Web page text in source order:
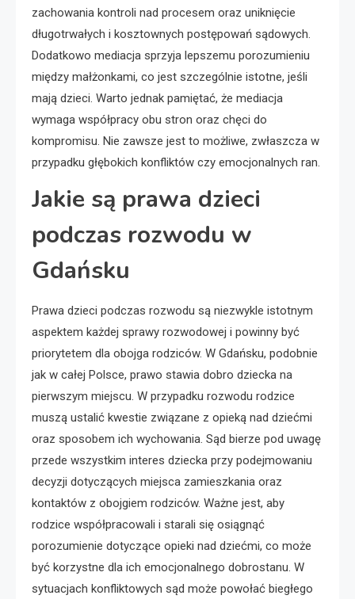
zachowania kontroli nad procesem oraz uniknięcie
długotrwałych i kosztownych postępowań sądowych.
Dodatkowo mediacja sprzyja lepszemu porozumieniu
między małżonkami, co jest szczególnie istotne, jeśli
mają dzieci. Warto jednak pamiętać, że mediacja
wymaga współpracy obu stron oraz chęci do
kompromisu. Nie zawsze jest to możliwe, zwłaszcza w
przypadku głębokich konfliktów czy emocjonalnych ran.
Jakie są prawa dzieci
podczas rozwodu w
Gdańsku
Prawa dzieci podczas rozwodu są niezwykle istotnym
aspektem każdej sprawy rozwodowej i powinny być
priorytetem dla obojga rodziców. W Gdańsku, podobnie
jak w całej Polsce, prawo stawia dobro dziecka na
pierwszym miejscu. W przypadku rozwodu rodzice
muszą ustalić kwestie związane z opieką nad dziećmi
oraz sposobem ich wychowania. Sąd bierze pod uwagę
przede wszystkim interes dziecka przy podejmowaniu
decyzji dotyczących miejsca zamieszkania oraz
kontaktów z obojgiem rodziców. Ważne jest, aby
rodzice współpracowali i starali się osiągnąć
porozumienie dotyczące opieki nad dziećmi, co może
być korzystne dla ich emocjonalnego dobrostanu. W
sytuacjach konfliktowych sąd może powołać biegłego